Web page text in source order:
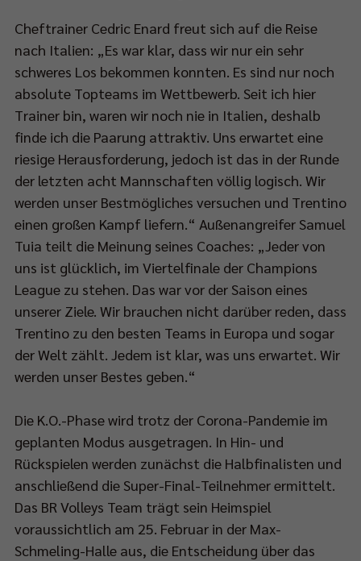
Cheftrainer Cedric Enard freut sich auf die Reise
nach Italien: „Es war klar, dass wir nur ein sehr
schweres Los bekommen konnten. Es sind nur noch
absolute Topteams im Wettbewerb. Seit ich hier
Trainer bin, waren wir noch nie in Italien, deshalb
finde ich die Paarung attraktiv. Uns erwartet eine
riesige Herausforderung, jedoch ist das in der Runde
der letzten acht Mannschaften völlig logisch. Wir
werden unser Bestmögliches versuchen und Trentino
einen großen Kampf liefern.“ Außenangreifer Samuel
Tuia teilt die Meinung seines Coaches: „Jeder von
uns ist glücklich, im Viertelfinale der Champions
League zu stehen. Das war vor der Saison eines
unserer Ziele. Wir brauchen nicht darüber reden, dass
Trentino zu den besten Teams in Europa und sogar
der Welt zählt. Jedem ist klar, was uns erwartet. Wir
werden unser Bestes geben.“
Die K.O.-Phase wird trotz der Corona-Pandemie im
geplanten Modus ausgetragen. In Hin- und
Rückspielen werden zunächst die Halbfinalisten und
anschließend die Super-Final-Teilnehmer ermittelt.
Das BR Volleys Team trägt sein Heimspiel
voraussichtlich am 25. Februar in der Max-
Schmeling-Halle aus, die Entscheidung über das